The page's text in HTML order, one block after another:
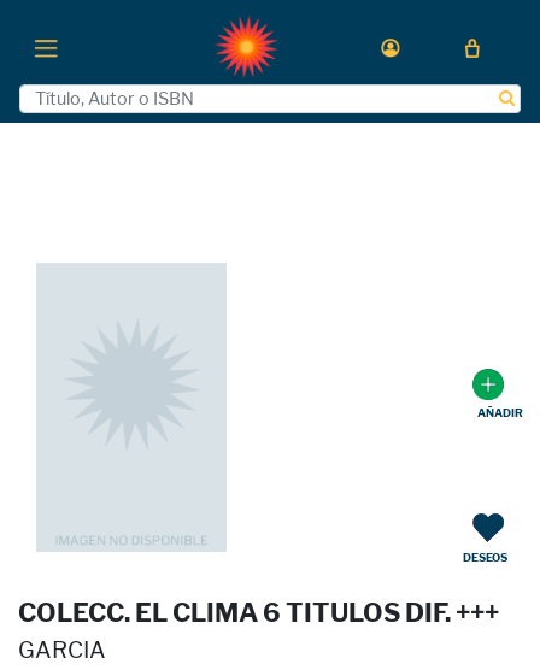
COLECC. EL CLIMA 6 TITULOS DIF. +++
GARCIA
AÑADIR
DESEOS